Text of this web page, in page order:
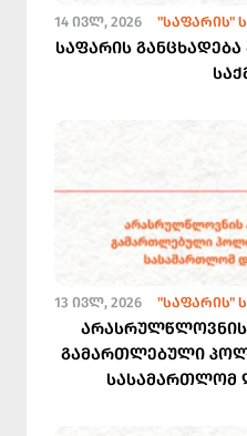
14 ᲘᲕᲚ, 2026 "ᲡᲐᲤᲐᲠᲘᲡ"
საფარის
13 ᲘᲕᲚ, 2026 "ᲡᲐᲤᲐᲠᲘᲡ"
არასრულწლოვნის
გამართლებული
სასამართლომ